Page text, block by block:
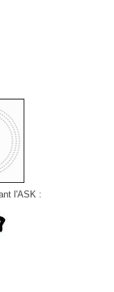
l'ASK :